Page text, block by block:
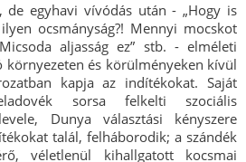
de egyhavi vívódás után - „Hogy is
ocsmányság?! Mennyi mocskot
aljasság ez” stb. - elméleti
környezeten és körülményeken kívül
kapja az indítékokat. Saját
sorsa felkelti szociális
Dunya választási kényszere
talál, felháborodik; a szándék
véletlenül kihallgatott kocsmai